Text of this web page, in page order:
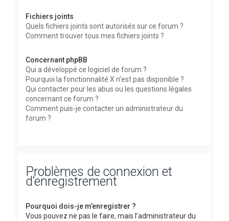
Fichiers joints
Quels fichiers joints sont autorisés sur ce forum ?
Comment trouver tous mes fichiers joints ?
Concernant phpBB
Qui a développé ce logiciel de forum ?
Pourquoi la fonctionnalité X n’est pas disponible ?
Qui contacter pour les abus ou les questions légales
concernant ce forum ?
Comment puis-je contacter un administrateur du
forum ?
Problèmes de connexion et
d’enregistrement
Pourquoi dois-je m’enregistrer ?
Vous pouvez ne pas le faire, mais l’administrateur du